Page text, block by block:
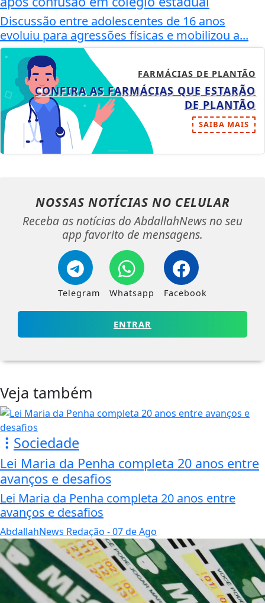
Discussão entre adolescentes de 16 anos
evoluiu para agressões físicas e mobilizou a...
FARMÁCIAS DE PLANTÃO
CONFIRA AS FARMÁCIAS QUE ESTARÃO
DE PLANTÃO
SAIBA MAIS
NOSSAS NOTÍCIAS NO CELULAR
Receba as notícias do AbdallahNews no seu
app favorito de mensagens.
Telegram Whatsapp Facebook
ENTRAR
Veja também
Sociedade
Lei Maria da Penha completa 20 anos entre
avanços e desafios
Lei Maria da Penha completa 20 anos entre
avanços e desafios
AbdallahNews Redação - 07 de Ago